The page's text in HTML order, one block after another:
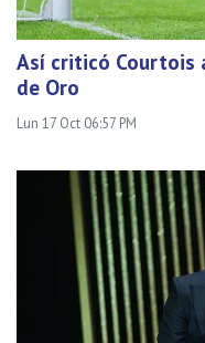
Así criticó Courtois
de Oro
Lun 17 Oct 06:57 PM